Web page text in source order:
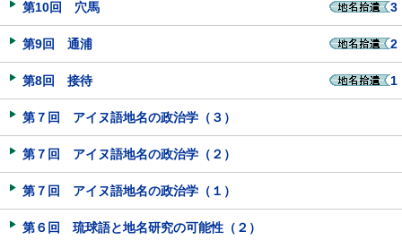
第10回 穴馬 3
第9回 通浦 2
第8回 接待 1
第７回 アイヌ語地名の政治学（３）
第７回 アイヌ語地名の政治学（２）
第７回 アイヌ語地名の政治学（１）
第６回 琉球語と地名研究の可能性（２）